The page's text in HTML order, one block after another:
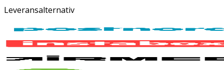
Leveransalternativ